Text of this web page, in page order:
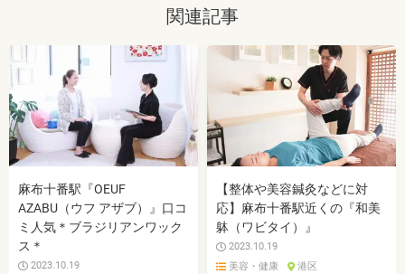
関連記事
麻布十番駅『OEUF
AZABU（ウフ アザブ）』口コ
ミ人気＊ブラジリアンワック
ス＊
2023.10.19
【整体や美容鍼灸などに対
応】麻布十番駅近くの『和美
躰（ワビタイ）』
2023.10.19
美容・健康
港区